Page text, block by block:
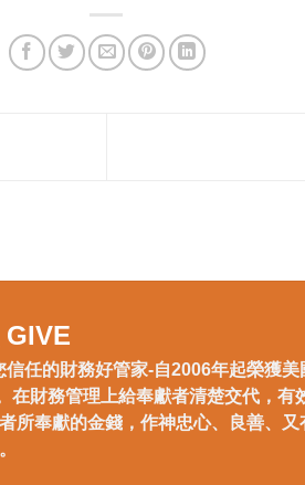
信任的財務好管家-自2006年起榮獲美
在財務管理上給奉獻者清楚交代，有
所奉獻的金錢，作神忠心、良善、又